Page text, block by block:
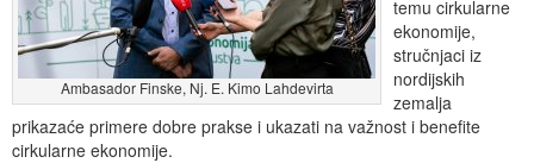
Ambasador Finske, Nj. E. Kimo Lahdevirta
temu cirkularne
ekonomije,
stručnjaci iz
nordijskih
zemalja
prikazaće primere dobre prakse i ukazati na važnost i benefite
cirkularne ekonomije.